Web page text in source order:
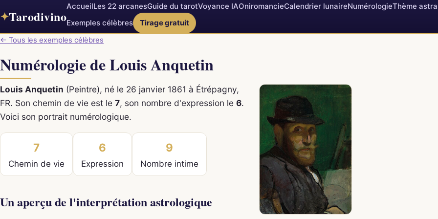
✦Tarodivino
AccueilLes 22 arcanesGuide du tarotVoyance IAOniromancieCalendrier lunaireNumérologieThème
Exemples célèbres
Tirage gratuit
← Tous les exemples célèbres
Numérologie de Louis Anquetin
Louis Anquetin (Peintre), né le 26 janvier 1861 à Étrépagny,
FR. Son chemin de vie est le 7, son nombre d'expression le 6.
Voici son portrait numérologique.
7
Chemin de vie
6
Expression
9
Nombre intime
Un aperçu de l'interprétation astrologique